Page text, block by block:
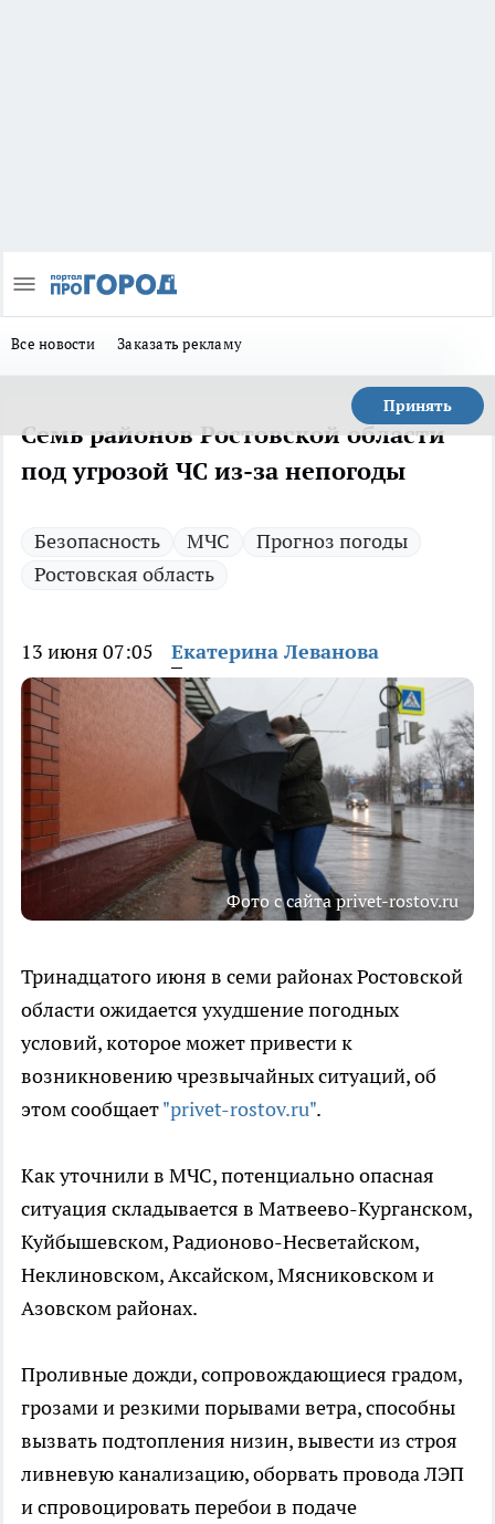
Все новости Заказать рекламу
Принять
Семь районов Ростовской области
под угрозой ЧС из-за непогоды
Безопасность МЧС
Прогноз погоды
Ростовская область
13 июня 07:05 Екатерина Леванова
Фото с сайта privet-rostov.ru
Тринадцатого июня в семи районах Ростовской
области ожидается ухудшение погодных
условий, которое может привести к
возникновению чрезвычайных ситуаций, об
этом сообщает"privet-rostov.ru".
Как уточнили в МЧС, потенциально опасная
ситуация складывается в Матвеево-Курганском,
Куйбышевском, Радионово-Несветайском,
Неклиновском, Аксайском, Мясниковском и
Азовском районах.
Проливные дожди, сопровождающиеся градом,
грозами и резкими порывами ветра, способны
вызвать подтопления низин, вывести из строя
ливневую канализацию, оборвать провода ЛЭП
и спровоцировать перебои в подаче